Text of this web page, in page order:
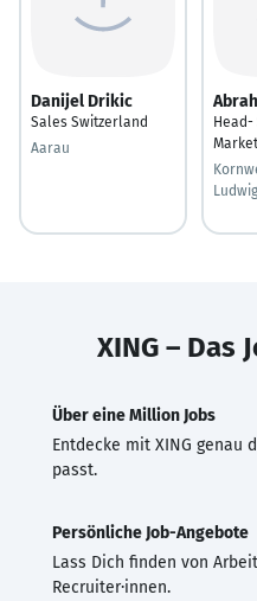
Danijel Drikic
Sales Switzerland
Aarau
Head-
XING – Das
Über eine Million Jobs
Entdecke mit XING genau
passt.
Persönliche Job-Angebote
Lass Dich finden von
Recruiter·innen.